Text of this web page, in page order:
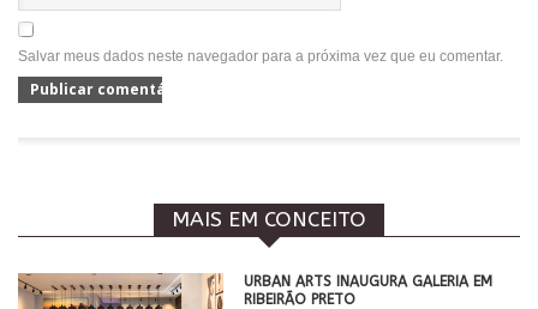
Salvar meus dados neste navegador para a próxima vez que eu comentar.
MAIS EM CONCEITO
​URBAN ARTS INAUGURA GALERIA EM
RIBEIRÃO PRETO